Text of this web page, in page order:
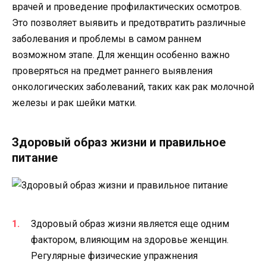
врачей и проведение профилактических осмотров.
Это позволяет выявить и предотвратить различные
заболевания и проблемы в самом раннем
возможном этапе. Для женщин особенно важно
проверяться на предмет раннего выявления
онкологических заболеваний, таких как рак молочной
железы и рак шейки матки.
Здоровый образ жизни и правильное
питание
Здоровый образ жизни является еще одним
фактором, влияющим на здоровье женщин.
Регулярные физические упражнения